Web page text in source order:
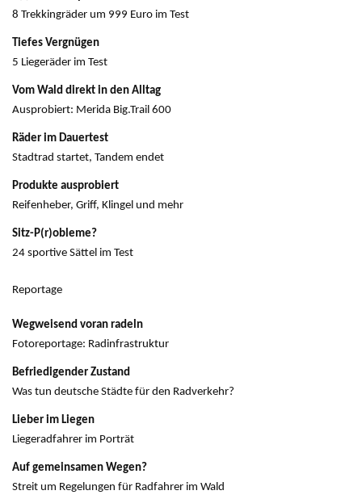
8 Trekkingräder um 999 Euro im Test
Tiefes Vergnügen
5 Liegeräder im Test
Vom Wald direkt in den Alltag
Ausprobiert: Merida Big.Trail 600
Räder im Dauertest
Stadtrad startet, Tandem endet
Produkte ausprobiert
Reifenheber, Griff, Klingel und mehr
Sitz-P(r)obleme?
24 sportive Sättel im Test
Reportage
Wegweisend voran radeln
Fotoreportage: Radinfrastruktur
Befriedigender Zustand
Was tun deutsche Städte für den Radverkehr?
Lieber im Liegen
Liegeradfahrer im Porträt
Auf gemeinsamen Wegen?
Streit um Regelungen für Radfahrer im Wald